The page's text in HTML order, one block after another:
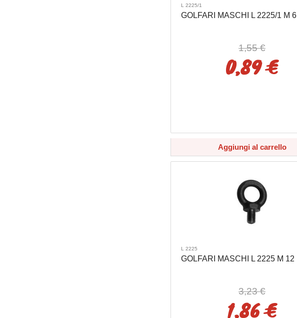
L 2225/1
GOLFARI MASCHI L 2225/1 M 6
1,55 €
0,89 €
Aggiungi al carrello
L 2225
GOLFARI MASCHI L 2225 M 12
3,23 €
1,86 €